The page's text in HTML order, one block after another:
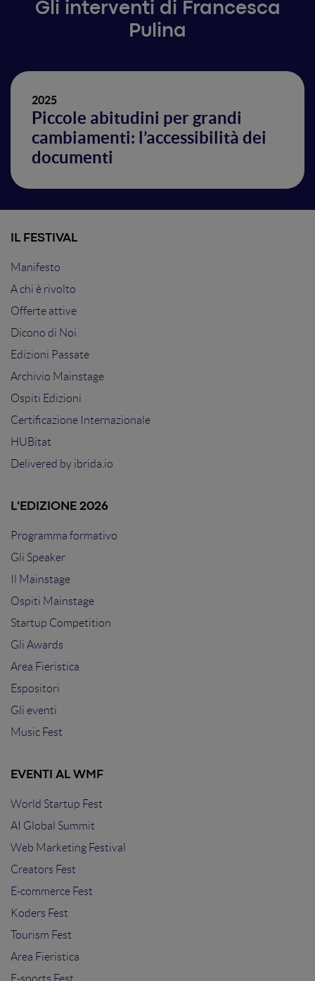
Gli interventi di Francesca
Pulina
2025
Piccole abitudini per grandi
cambiamenti: l’accessibilità dei
documenti
IL FESTIVAL
Manifesto
A chi è rivolto
Offerte attive
Dicono di Noi
Edizioni Passate
Archivio Mainstage
Ospiti Edizioni
Certificazione Internazionale
HUBitat
Delivered by ibrida.io
L'EDIZIONE 2026
Programma formativo
Gli Speaker
Il Mainstage
Ospiti Mainstage
Startup Competition
Gli Awards
Area Fieristica
Espositori
Gli eventi
Music Fest
EVENTI AL WMF
World Startup Fest
AI Global Summit
Web Marketing Festival
Creators Fest
E-commerce Fest
Koders Fest
Tourism Fest
Area Fieristica
E-sports Fest